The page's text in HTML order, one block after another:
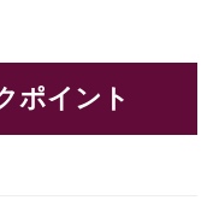
ポイント